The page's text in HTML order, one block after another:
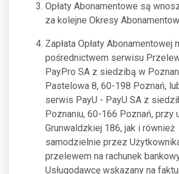
Opłaty Abonamentowe są
za kolejne Okresy
Zapłata Opłaty Abonamentowej
pośrednictwem serwisu
PayPro SA z siedzibą w
Pastelowa 8, 60-198 Poznań,
serwis PayU - PayU SA z
Poznaniu, 60-166 Poznań, przy
Grunwaldzkiej 186, jak i również
samodzielnie przez
przelewem na rachunek
Usługodawcę wskazany na